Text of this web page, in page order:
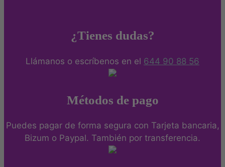
¿Tienes dudas?
Llámanos o escríbenos en el 644 90 88 56
Métodos de pago
Puedes pagar de forma segura con Tarjeta bancaria,
Bizum o Paypal. También por transferencia.